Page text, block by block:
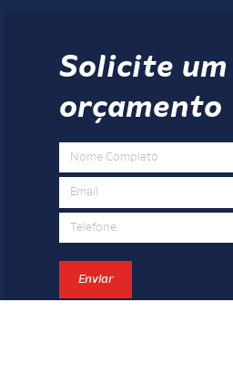
Solicite um
orçamento
Enviar